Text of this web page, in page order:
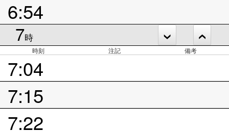
6:54
7時
時刻 注記 備考
7:04
7:15
7:22